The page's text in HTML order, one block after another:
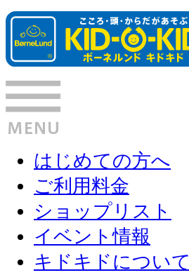
はじめての方へ
ご利用料金
ショップリスト
イベント情報
キドキドについて